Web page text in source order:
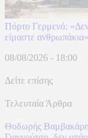
Πόρτο Γερμενό: «Δεν
είμαστε
08/08/2026 - 18:00
Δείτε επίσης
Τελευταία Άρθρα
Θοδωρής